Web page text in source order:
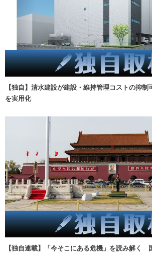
【独自】清水建設が建設・維持管理コストの抑
を実用化
【独自連載】「今そこにある危機」を読み解く